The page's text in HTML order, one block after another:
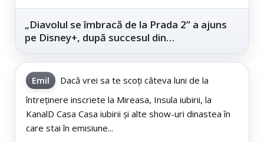
„Diavolul se îmbracă de la Prada 2” a ajuns
pe Disney+, după succesul din
Emil
Dacă vrei sa te scoți câteva luni de la
întreținere inscriete la Mireasa, Insula iubirii, la
KanalD Casa Casa iubirii și alte show-uri dinastea în
care stai în emisiune...